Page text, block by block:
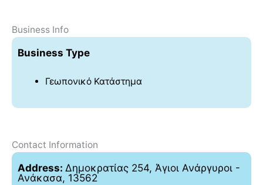
Business Info
Business Type
Γεωπονικό Κατάστημα
Contact Information
Address: Δημοκρατίας 254, Άγιοι Ανάργυροι -
Ανάκασα, 13562